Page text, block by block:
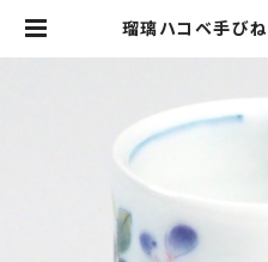
瑠璃ハコベ手び